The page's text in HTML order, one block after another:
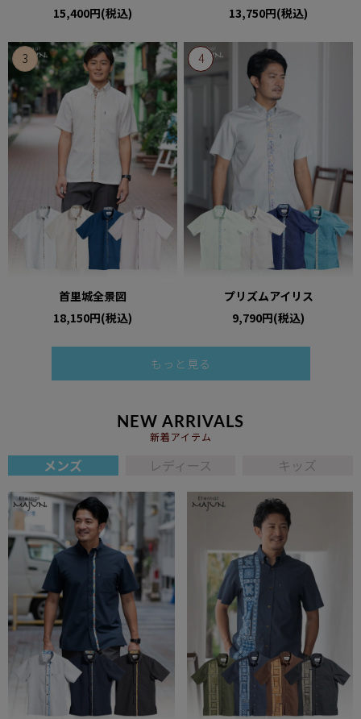
15,400円(税込) 13,750円(税込)
首里城全景図
18,150円(税込)
プリズムアイリス
9,790円(税込)
もっと見る
NEW ARRIVALS
新着アイテム
メンズ レディース キッズ